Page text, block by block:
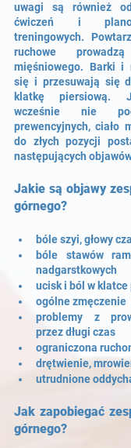
uwagi są również
ćwiczeń i
treningowych.
ruchowe
mięśniowego. Barki i
się i przesuwają się
klatkę piersiową.
wcześnie nie
prewencyjnych, ciało
do złych pozycji
następujących
Jakie są objawy
górnego?
bóle szyi, głowy
bóle stawów
nadgarstkowych
ucisk i ból w
ogólne zmęczenie
problemy z
przez długi czas
ograniczona
drętwienie,
utrudnione
Jak zapobiegać
górnego?